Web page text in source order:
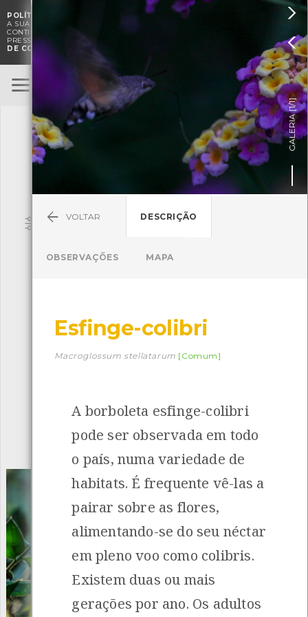
POLÍTICA DE COOKIES
. O CMIA UTILIZA COOKIES PARA MELHORAR
A SUA EXPERIÊNCIA DE NAVEGAÇÃO E PARA FINS ESTATÍSTICOS.
CONTINUAÇÃO DA UTILIZAÇÃO DESTE WEBSITE E SERVIÇOS
PRESSUPÕE A ACEITAÇÃO DA UTILIZAÇÃO DE COOKIES.
DE COOKIES

ENTRAR
BioRegisto
TERMOS DE UTILIZAÇÃO
SUBMETER OBSERVAÇÃO
Pesquisa
Descarregar a app BioRegisto
Espécies 4829Observações


GALERIA [
1/1
]
VOLTAR DESCRIÇÃO
OBSERVAÇÕES MAPA
Esfinge-colibri
Macroglossum stellatarum [Comum]
A borboleta esfinge-colibri
pode ser observada em todo
o país, numa variedade de
habitats. É frequente vê-las a
pairar sobre as flores,
alimentando-se do seu néctar
em pleno voo como colibris.
Existem duas ou mais
gerações por ano. Os adultos